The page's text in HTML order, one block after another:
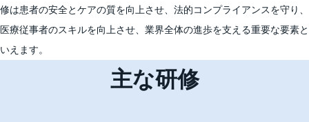
修は患者の安全とケアの質を向上させ、法的コンプライアンスを守り、
医療従事者のスキルを向上させ、業界全体の進歩を支える重要な要素と
いえます。
主な研修